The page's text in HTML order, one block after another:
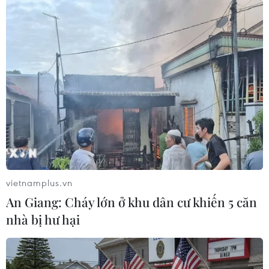
#Trung tâm Thương mại Thế giới
#Lầu Năm Góc
#Saudi Arabia
#Khủng bố 11/9
#Nạn nhân khủng bố
#al-Qaeda
#Thẩm phán Mỹ Mỹ
Theo dõi VietnamPlus
TIN LIÊN QUAN
vietnamplus.vn
An Giang: Cháy lớn ở khu dân cư khiến 5 căn
nhà bị hư hại